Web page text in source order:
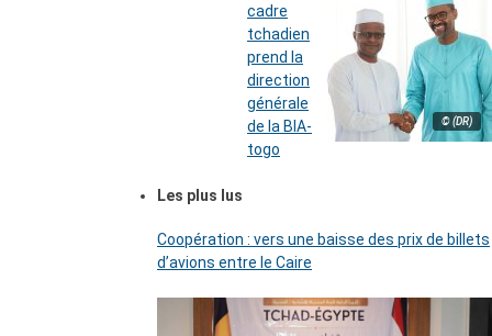
© (DR)
cadre
tchadien
prend la
direction
générale
de la BIA-
togo
Les plus lus
Coopération : vers une baisse des prix de billets
d’avions entre le Caire